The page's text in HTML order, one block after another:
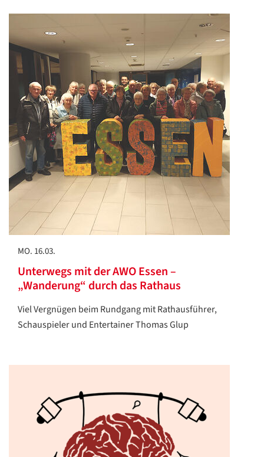
MO. 16.03.
Unterwegs mit der AWO Essen –
„Wanderung“ durch das Rathaus
Viel Vergnügen beim Rundgang mit Rathausführer,
Schauspieler und Entertainer Thomas Glup